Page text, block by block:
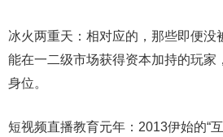
冰火两重天：相对应的，那些即便没
能在一二级市场获得资本加持的玩家
身位。
短视频直播教育元年：2013伊始的“